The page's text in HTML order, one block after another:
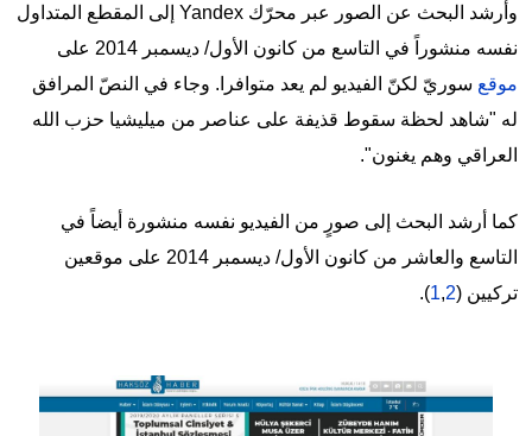
وأرشد البحث عن الصور عبر محرّك Yandex إلى المقطع المتداول
نفسه منشوراً في التاسع من كانون الأول/ ديسمبر 2014 على
موقع سوريّ لكنّ الفيديو لم يعد متوافرا. وجاء في النصّ المرافق
له "شاهد لحظة سقوط قذيفة على عناصر من ميليشيا حزب الله
العراقي وهم يغنون".
كما أرشد البحث إلى صورٍ من الفيديو نفسه منشورة أيضاً في
التاسع والعاشر من كانون الأول/ ديسمبر 2014 على موقعين
تركيين (
1,2
).